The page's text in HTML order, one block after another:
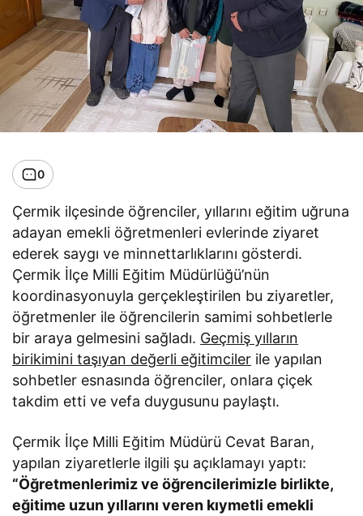
0
Çermik ilçesinde öğrenciler, yıllarını eğitim uğruna
adayan emekli öğretmenleri evlerinde ziyaret
ederek saygı ve minnettarlıklarını gösterdi.
Çermik İlçe Milli Eğitim Müdürlüğü’nün
koordinasyonuyla gerçekleştirilen bu ziyaretler,
öğretmenler ile öğrencilerin samimi sohbetlerle
bir araya gelmesini sağladı. Geçmiş yılların
birikimini taşıyan değerli eğitimciler ile yapılan
sohbetler esnasında öğrenciler, onlara çiçek
takdim etti ve vefa duygusunu paylaştı.
Çermik İlçe Milli Eğitim Müdürü Cevat Baran,
yapılan ziyaretlerle ilgili şu açıklamayı yaptı:
“Öğretmenlerimiz ve öğrencilerimizle birlikte,
eğitime uzun yıllarını veren kıymetli emekli